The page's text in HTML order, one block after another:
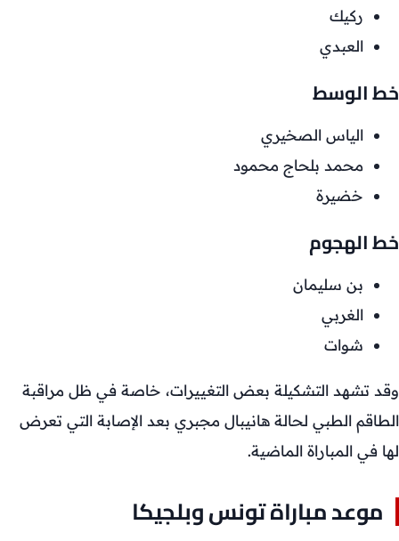
ركيك
العبدي
خط الوسط
الياس الصخيري
محمد بلحاج محمود
خضيرة
خط الهجوم
بن سليمان
الغربي
شوات
وقد تشهد التشكيلة بعض التغييرات، خاصة في ظل مراقبة
الطاقم الطبي لحالة هانيبال مجبري بعد الإصابة التي تعرض
لها في المباراة الماضية.
موعد مباراة تونس وبلجيكا